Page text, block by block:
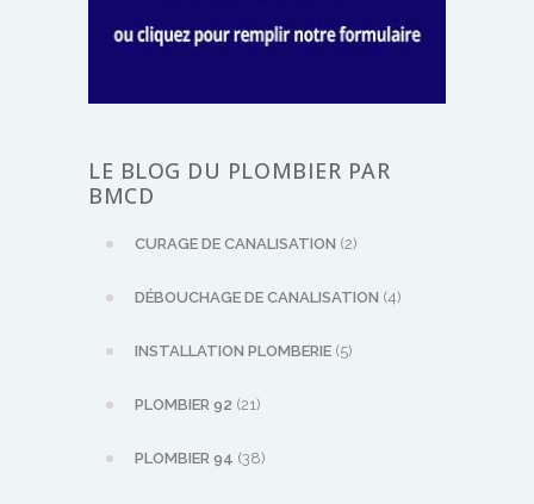
LE BLOG DU PLOMBIER PAR
BMCD
CURAGE DE CANALISATION (2)
DÉBOUCHAGE DE CANALISATION (4)
INSTALLATION PLOMBERIE (5)
PLOMBIER 92 (21)
PLOMBIER 94 (38)